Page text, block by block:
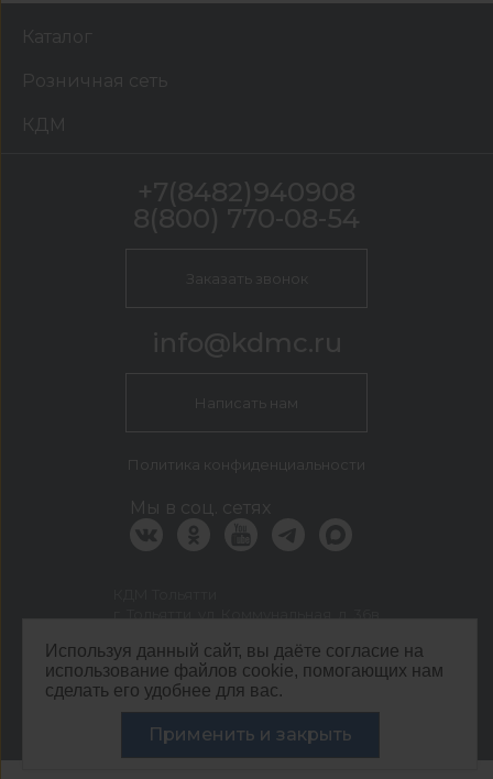
Используя данный сайт, вы даёте согласие на
использование файлов cookie, помогающих нам
сделать его удобнее для вас.
Применить и закрыть
Каталог
Розничная сеть
КДМ
+7(8482)940908
8(800) 770-08-54
Заказать звонок
info@kdmc.ru
Написать нам
Политика конфиденциальности
Мы в соц. сетях
ООО ЦЕНТР КДМ. ИНН: 3661037157 ОГРН: 1063667287551
2026
Разработка сайта —«Сибирикс»